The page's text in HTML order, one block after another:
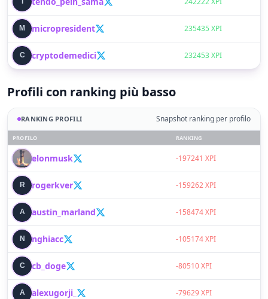
M micropresident 235435 XPI
C cryptodemedici 232453 XPI
Profili con ranking più basso
RANKING PROFILI Snapshot ranking per profilo
PROFILO RANKING
E elonmusk -197241 XPI
R rogerkver -159262 XPI
A austin_marland -158474 XPI
N nghiacc -105174 XPI
C cb_doge -80510 XPI
A alexugorji_ -79629 XPI